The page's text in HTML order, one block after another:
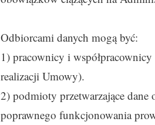
Odbiorcami danych mogą być:
1) pracownicy i
realizacji Umowy).
2) podmioty przetwarzające dane
poprawnego funkcjonowania